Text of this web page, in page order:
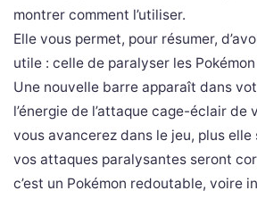
montrer comment l’utiliser.
Elle vous permet, pour résumer,
utile : celle de paralyser les
Une nouvelle barre apparaît dans
l’énergie de l’attaque cage-éclair de
vous avancerez dans le jeu, plus
vos attaques paralysantes seront
c’est un Pokémon redoutable, voire